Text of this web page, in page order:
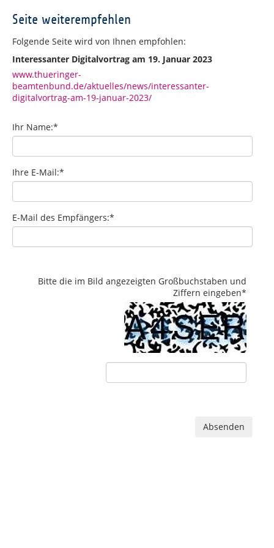
Seite weiterempfehlen
Folgende Seite wird von Ihnen empfohlen:
Interessanter Digitalvortrag am 19. Januar 2023
www.thueringer-
beamtenbund.de/aktuelles/news/interessanter-
digitalvortrag-am-19-januar-2023/
Ihr Name:*
Ihre E-Mail:*
E-Mail des Empfängers:*
Bitte die im Bild angezeigten Großbuchstaben und
Ziffern eingeben*
Absenden